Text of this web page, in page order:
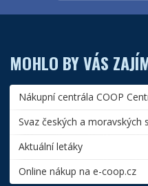
MOHLO BY VÁS
Nákupní centrála COOP
Svaz českých a moravských
Aktuální letáky
Online nákup na e-coop.cz